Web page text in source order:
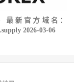
最新官方域名：
2026-03-06